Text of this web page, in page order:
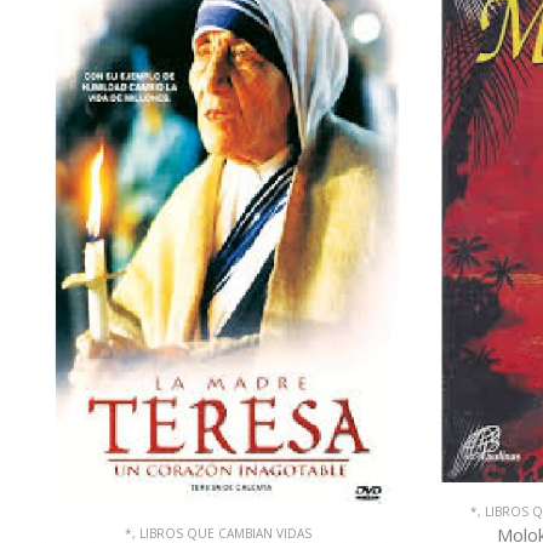
Molokai y el P. Damian -video
LIBROS